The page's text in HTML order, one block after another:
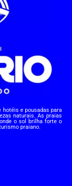
hotéis e pousadas para
naturais. As praias
o sol brilha forte o
praiano.